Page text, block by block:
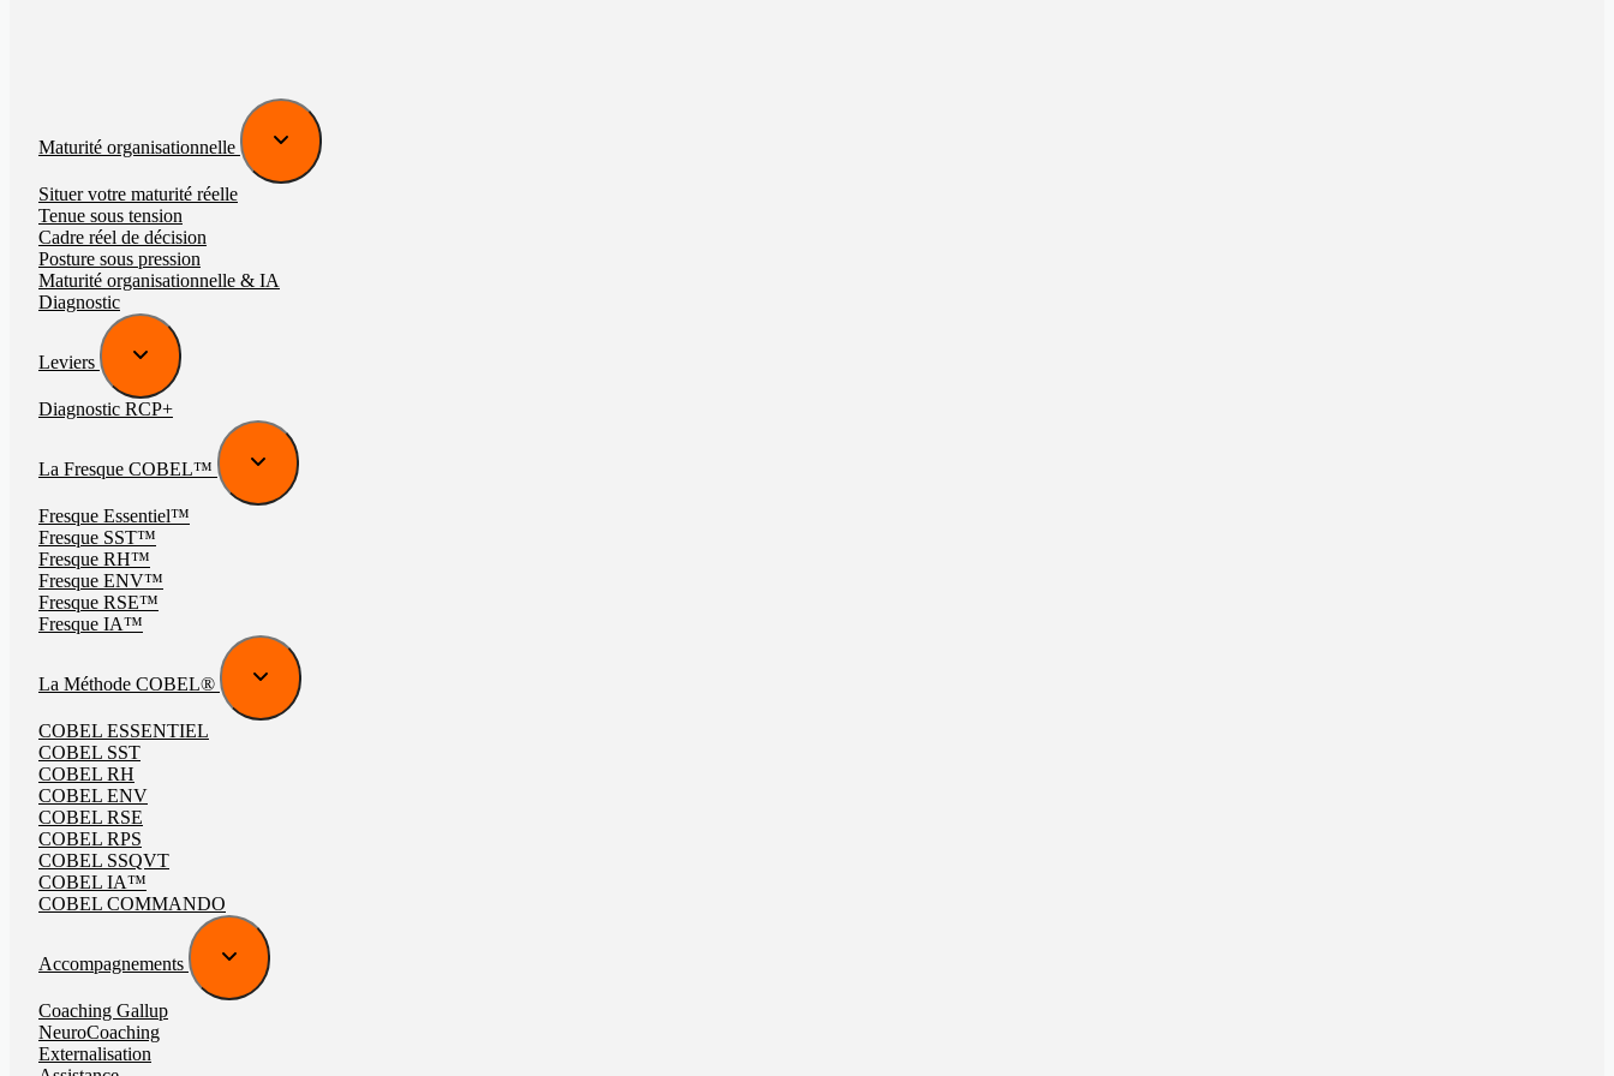
Maturité organisationnelle
Situer votre maturité réelle
Tenue sous tension
Cadre réel de décision
Posture sous pression
Maturité organisationnelle & IA
Diagnostic
Leviers
Diagnostic RCP+
La Fresque COBEL™
Fresque Essentiel™
Fresque SST™
Fresque RH™
Fresque ENV™
Fresque RSE™
Fresque IA™
La Méthode COBEL®
COBEL ESSENTIEL
COBEL SST
COBEL RH
COBEL ENV
COBEL RSE
COBEL RPS
COBEL SSQVT
COBEL IA™
COBEL COMMANDO
Accompagnements
Coaching Gallup
NeuroCoaching
Externalisation